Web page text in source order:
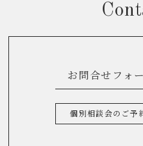
お問合せフォ
個別相談会のご予